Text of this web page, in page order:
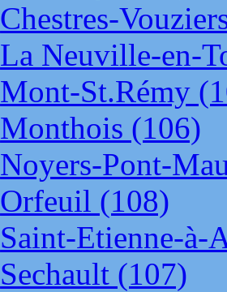
Chestres-
La Neuville-en-
Mont-St.Rémy
Monthois (106)
Noyers-Pont-
Orfeuil (108)
Saint-Etienne-à-
Sechault (107)